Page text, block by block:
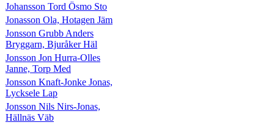
Johansson Tord Ösmo Sto
Jonasson Ola, Hotagen Jäm
Jonsson Grubb Anders
Bryggarn, Bjuråker Häl
Jonsson Jon Hurra-Olles
Janne, Torp Med
Jonsson Knaft-Jonke Jonas,
Lycksele Lap
Jonsson Nils Nirs-Jonas,
Hällnäs Väb